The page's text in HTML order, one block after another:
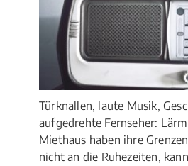
Türknallen, laute Musik,
aufgedrehte Fernseher:
Miethaus haben ihre
nicht an die Ruhezeiten,